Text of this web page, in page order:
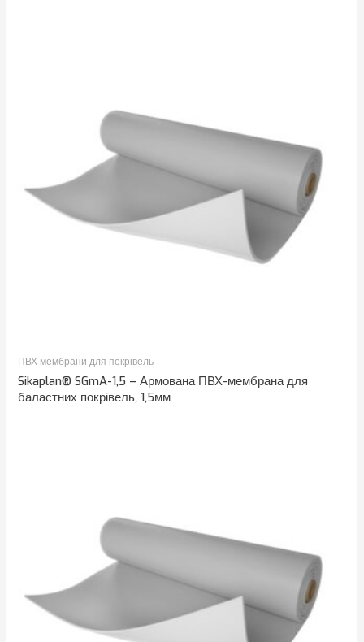
ПВХ мембрани для покрівель
Sikaplan® SGmA-1,5 – Армована ПВХ-мембрана для
баластних покрівель, 1,5мм